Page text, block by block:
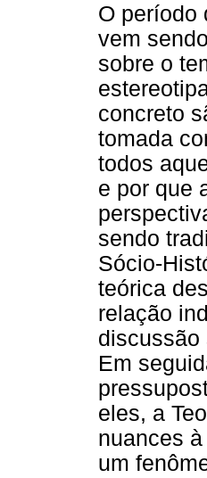
O período
vem
sobre o
concreto
tomada
todos
e por que
sendo
Sócio-
teórica
relação
discussão
Em
eles, a
nuances
um